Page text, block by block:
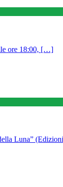
ore 18:00, […]
Luna”